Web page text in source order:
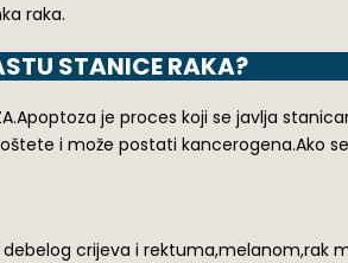
raka.
STANICE RAKA?
je proces koji se javlja
i može postati kancerogena.Ako
crijeva i